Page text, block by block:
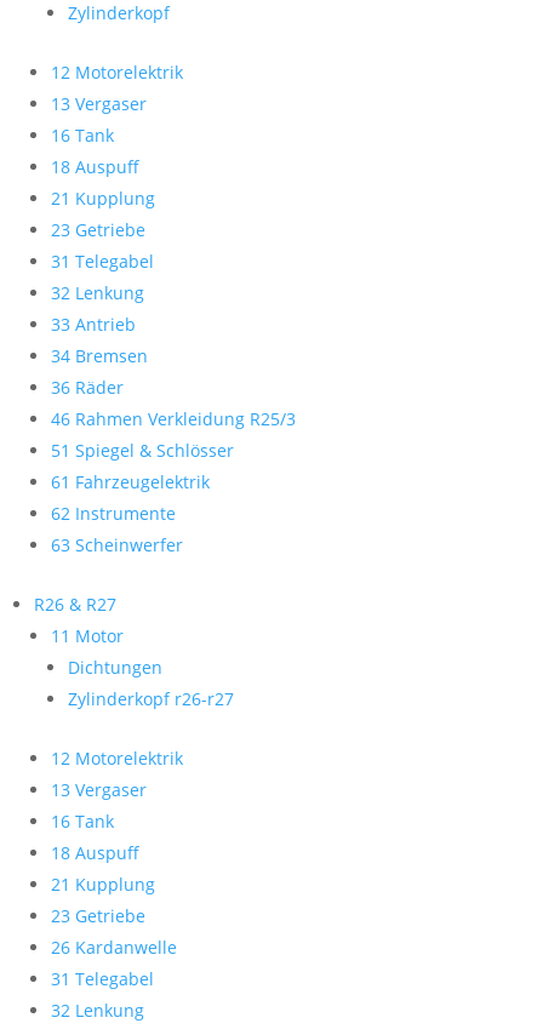
Zylinderkopf
12 Motorelektrik
13 Vergaser
16 Tank
18 Auspuff
21 Kupplung
23 Getriebe
31 Telegabel
32 Lenkung
33 Antrieb
34 Bremsen
36 Räder
46 Rahmen Verkleidung R25/3
51 Spiegel & Schlösser
61 Fahrzeugelektrik
62 Instrumente
63 Scheinwerfer
R26 & R27
11 Motor
Dichtungen
Zylinderkopf r26-r27
12 Motorelektrik
13 Vergaser
16 Tank
18 Auspuff
21 Kupplung
23 Getriebe
26 Kardanwelle
31 Telegabel
32 Lenkung